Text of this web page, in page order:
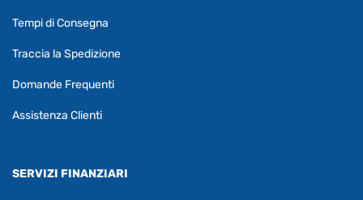
Tempi di Consegna
Traccia la Spedizione
Domande Frequenti
Assistenza Clienti
SERVIZI FINANZIARI